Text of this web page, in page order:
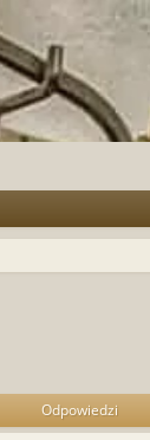
Odpowiedzi